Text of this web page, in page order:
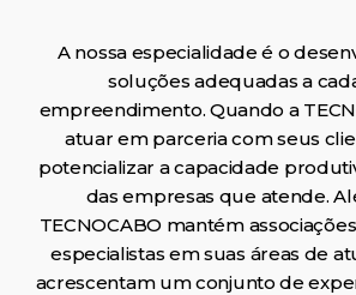
A nossa especialidade é o
soluções adequadas a
empreendimento. Quando a
atuar em parceria com seus
potencializar a capacidade
das empresas que atende.
TECNOCABO mantém
especialistas em suas áreas de
acrescentam um conjunto de